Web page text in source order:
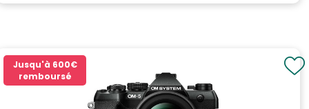
Jusqu'à 600€
remboursé